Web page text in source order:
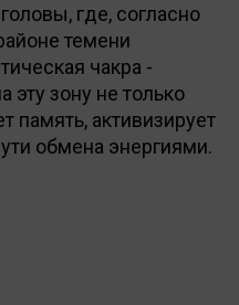
где, согласно
темени
чакра -
эту зону не только
память, активизирует
обмена энергиями.